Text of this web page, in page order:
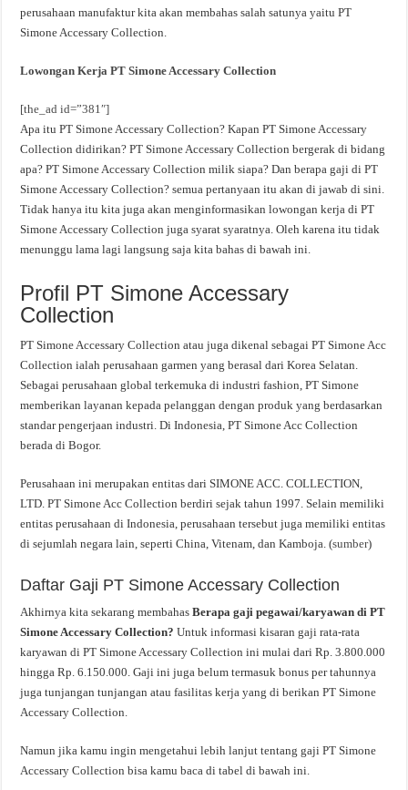
perusahaan manufaktur kita akan membahas salah satunya yaitu PT
Simone Accessary Collection.
Lowongan Kerja PT Simone Accessary Collection
[the_ad id=”381″]
Apa itu PT Simone Accessary Collection? Kapan PT Simone Accessary
Collection didirikan? PT Simone Accessary Collection bergerak di bidang
apa? PT Simone Accessary Collection milik siapa? Dan berapa gaji di PT
Simone Accessary Collection? semua pertanyaan itu akan di jawab di sini.
Tidak hanya itu kita juga akan menginformasikan lowongan kerja di PT
Simone Accessary Collection juga syarat syaratnya. Oleh karena itu tidak
menunggu lama lagi langsung saja kita bahas di bawah ini.
Profil PT Simone Accessary
Collection
PT Simone Accessary Collection atau juga dikenal sebagai PT Simone Acc
Collection ialah perusahaan garmen yang berasal dari Korea Selatan.
Sebagai perusahaan global terkemuka di industri fashion, PT Simone
memberikan layanan kepada pelanggan dengan produk yang berdasarkan
standar pengerjaan industri. Di Indonesia, PT Simone Acc Collection
berada di Bogor.
Perusahaan ini merupakan entitas dari SIMONE ACC. COLLECTION,
LTD. PT Simone Acc Collection berdiri sejak tahun 1997. Selain memiliki
entitas perusahaan di Indonesia, perusahaan tersebut juga memiliki entitas
di sejumlah negara lain, seperti China, Vitenam, dan Kamboja. (sumber)
Daftar Gaji PT Simone Accessary Collection
Akhirnya kita sekarang membahasBerapa gaji pegawai/karyawan di PT
Simone Accessary Collection?Untuk informasi kisaran gaji rata-rata
karyawan di PT Simone Accessary Collection ini mulai dari Rp. 3.800.000
hingga Rp. 6.150.000. Gaji ini juga belum termasuk bonus per tahunnya
juga tunjangan tunjangan atau fasilitas kerja yang di berikan PT Simone
Accessary Collection.
Namun jika kamu ingin mengetahui lebih lanjut tentang gaji PT Simone
Accessary Collection bisa kamu baca di tabel di bawah ini.